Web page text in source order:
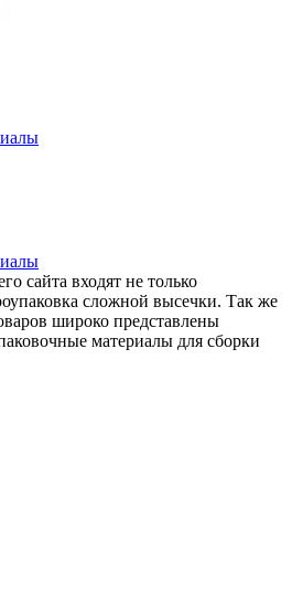
сайта входят не только
сложной высечки. Так же
широко представлены
материалы для сборки